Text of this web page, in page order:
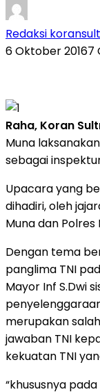
Redaksi
6 Oktober 20167
Raha, Koran
Muna
sebagai
Upacara yang
dihadiri, oleh
Muna dan Polres
Dengan tema
panglima TNI
Mayor Inf S.Dwi
merupakan
jawaban TNI
kekuatan TNI
“khususnya